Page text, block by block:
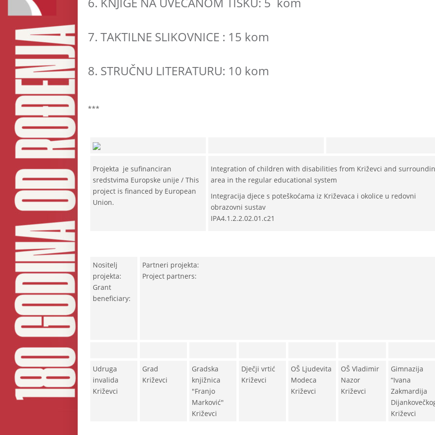
7. TAKTILNE SLIKOVNICE : 15 kom
8. STRUČNU LITERATURU: 10 kom
***
Projekta je sufinanciran
sredstvima Europske unije / This
project is financed by European
Union.
Integration of children with disabilities from Križevci and
area in the regular educational system
Integracija djece s poteškoćama iz Križevaca i okolice u redovni
obrazovni sustav
IPA4.1.2.2.02.01.c21
Nositelj
projekta:
Grant
beneficiary:
Partneri projekta:
Project partners:
Udruga
invalida
Križevci
Grad
Križevci
Gradska
knjižnica
"Franjo
Marković"
Križevci
Dječji vrtić
Križevci
OŠ Ljudevita
Modeca
Križevci
OŠ Vladimir
Nazor
Križevci
Gimnazija
“Ivana
Zakmardija
Križevci